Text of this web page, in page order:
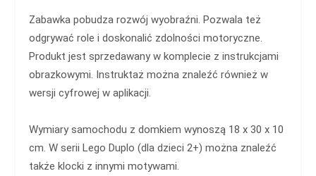
Zabawka pobudza rozwój wyobraźni. Pozwala też
odgrywać role i doskonalić zdolności motoryczne.
Produkt jest sprzedawany w komplecie z instrukcjami
obrazkowymi. Instruktaż można znaleźć również w
wersji cyfrowej w aplikacji.
Wymiary samochodu z domkiem wynoszą 18 x 30 x 10
cm. W serii Lego Duplo (dla dzieci 2+) można znaleźć
także klocki z innymi motywami.